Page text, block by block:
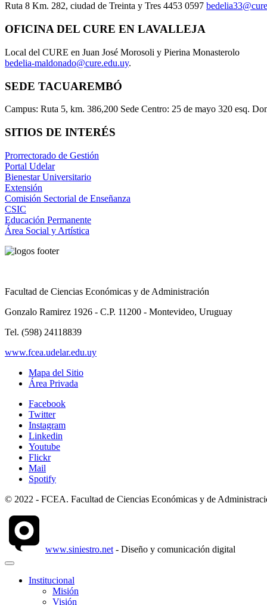
Ruta 8 Km. 282, ciudad de Treinta y Tres 4453 0597
OFICINA DEL CURE EN LAVALLEJA
Local del CURE en Juan José Morosoli y Pierina Monasterolo
bedelia-maldonado@cure.edu.uy.
SEDE TACUAREMBÓ
Campus: Ruta 5, km. 386,200 Sede Centro: 25 de mayo 320 esq.
SITIOS DE INTERÉS
Prorrectorado de Gestión
Portal Udelar
Bienestar Universitario
Extensión
Comisión Sectorial de Enseñanza
CSIC
Educación Permanente
Área Social y Artística
Facultad de Ciencias Económicas y de Administración
Gonzalo Ramirez 1926 - C.P. 11200 - Montevideo, Uruguay
Tel. (598) 24118839
www.fcea.udelar.edu.uy
Mapa del Sitio
Área Privada
Facebook
Twitter
Instagram
Linkedin
Youtube
Flickr
Mail
Spotify
© 2022 - FCEA. Facultad de Ciencias Económicas y de
www.siniestro.net - Diseño y comunicación digital
Institucional
Misión
Visión